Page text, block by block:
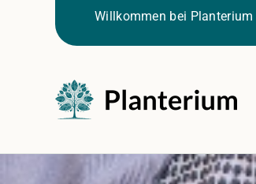
Willkommen bei